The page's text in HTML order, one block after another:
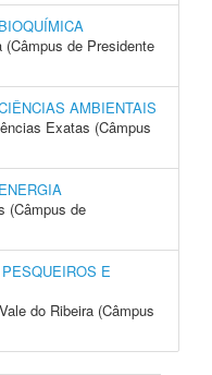
(Câmpus de Presidente
AMBIENTAIS
Exatas (Câmpus
(Câmpus de
E
do Ribeira (Câmpus